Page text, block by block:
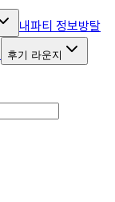
내파티 정보방탈
후기 라운지